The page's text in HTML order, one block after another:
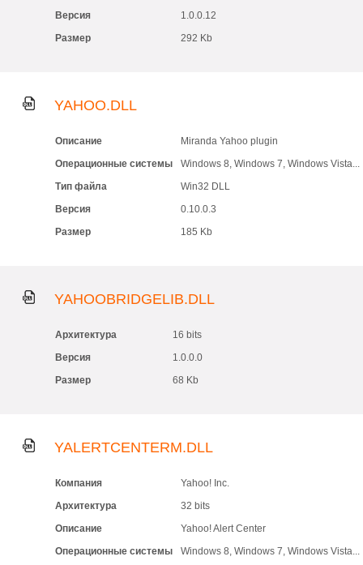
Версия
1.0.0.12
Размер
292 Kb
YAHOO.DLL
Описание
Miranda Yahoo plugin
Операционные системы
Windows 8, Windows 7, Windows Vista...
Тип файла
Win32 DLL
Версия
0.10.0.3
Размер
185 Kb
YAHOOBRIDGELIB.DLL
Архитектура
16 bits
Версия
1.0.0.0
Размер
68 Kb
YALERTCENTERM.DLL
Компания
Yahoo! Inc.
Архитектура
32 bits
Описание
Yahoo! Alert Center
Операционные системы
Windows 8, Windows 7, Windows Vista...